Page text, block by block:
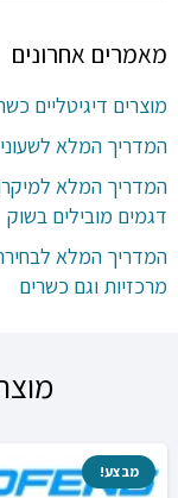
מאמרים אחרונים
מוצרים דיגיטליים
המדריך המלא לשעוני
המדריך המלא
דגמים מובילים בשוק
מרכזיות וגם כשרים
מבצע!